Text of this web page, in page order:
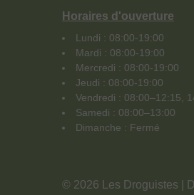
Horaires d'ouverture
Lundi : 08:00-19:00
Mardi : 08:00-19:00
Mercredi : 08:00-19:00
Jeudi : 08:00-19:00
Vendredi : 08:00–12:15,
Samedi : 08:00–13:00
Dimanche : Fermé
© 2026 Les Droguistes |